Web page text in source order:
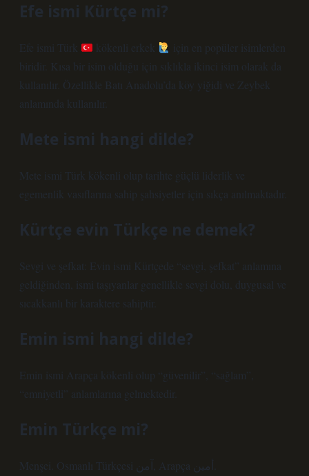
Efe ismi Kürtçe mi?
Efe ismi Türk kökenli erkek
için en popüler isimlerden
biridir. Kısa bir isim olduğu için sıklıkla ikinci isim olarak da
kullanılır. Özellikle Batı Anadolu’da köy yiğidi ve Zeybek
anlamında kullanılır.
Mete ismi hangi dilde?
Mete ismi Türk kökenli olup tarihte güçlü liderlik ve
egemenlik vasıflarına sahip şahsiyetler için sıkça anılmaktadır.
Kürtçe evin Türkçe ne demek?
Sevgi ve şefkat: Evin ismi Kürtçede “sevgi, şefkat” anlamına
geldiğinden, ismi taşıyanlar genellikle sevgi dolu, duygusal ve
sıcakkanlı bir karaktere sahiptir.
Emin ismi hangi dilde?
Emin ismi Arapça kökenli olup “güvenilir”, “sağlam”,
“emniyetli” anlamlarına gelmektedir.
Emin Türkçe mi?